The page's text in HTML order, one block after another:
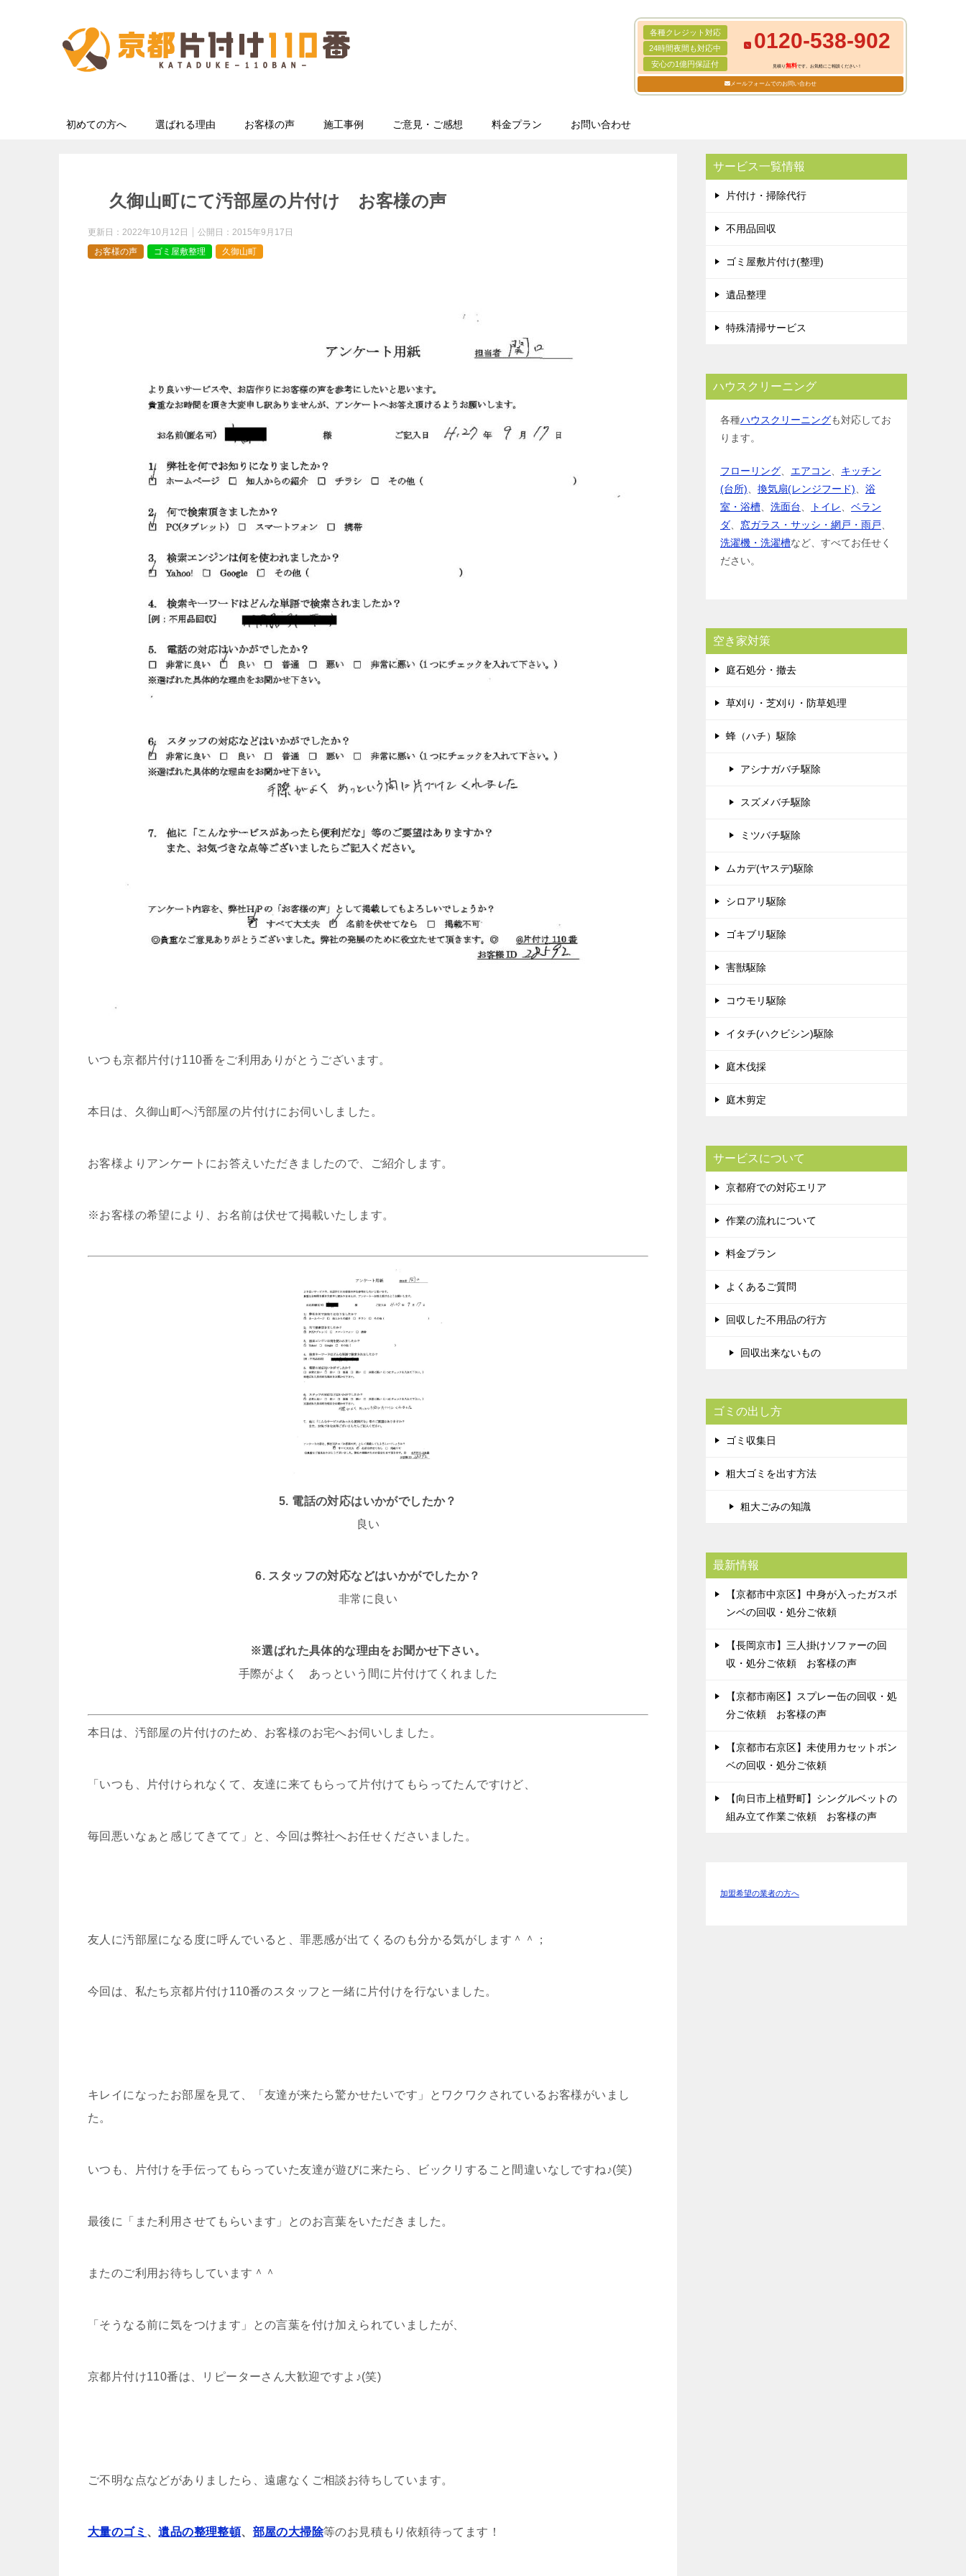
各種クレジット対応
24時間夜間も対応中
安心の1億円保証付
0120-538-902
見積り無料です。お気軽にご相談ください！
メールフォームでのお問い合わせ
初めての方へ 選ばれる理由 お客様の声 施工事例 ご意見・ご感想 料金プラン お問い合わせ
久御山町にて汚部屋の片付け お客様の声
更新日： 2022年10月12日 公開日： 2015年9月17日
お客様の声
ゴミ屋敷整理 久御山町
いつも京都片付け110番をご利用ありがとうございます。
本日は、久御山町へ汚部屋の片付けにお伺いしました。
お客様よりアンケートにお答えいただきましたので、ご紹介します。
※お客様の希望により、お名前は伏せて掲載いたします。
5. 電話の対応はいかがでしたか？
良い
6. スタッフの対応などはいかがでしたか？
非常に良い
※選ばれた具体的な理由をお聞かせ下さい。
手際がよく あっという間に片付けてくれました
本日は、汚部屋の片付けのため、お客様のお宅へお伺いしました。
「いつも、片付けられなくて、友達に来てもらって片付けてもらってたんですけど、
毎回悪いなぁと感じてきてて」と、今回は弊社へお任せくださいました。
友人に汚部屋になる度に呼んでいると、罪悪感が出てくるのも分かる気がします＾＾；
今回は、私たち京都片付け110番のスタッフと一緒に片付けを行ないました。
キレイになったお部屋を見て、「友達が来たら驚かせたいです」とワクワクされているお客様がいまし
た。
いつも、片付けを手伝ってもらっていた友達が遊びに来たら、ビックリすること間違いなしですね♪(笑)
最後に「また利用させてもらいます」とのお言葉をいただきました。
またのご利用お待ちしています＾＾
「そうなる前に気をつけます」との言葉を付け加えられていましたが、
京都片付け110番は、リピーターさん大歓迎ですよ♪(笑)
ご不明な点などがありましたら、遠慮なくご相談お待ちしています。
大量のゴミ 、遺品の整理整頓、 部屋の大掃除等のお見積もり依頼待ってます！
サービス一覧情報
片付け・掃除代行
不用品回収
ゴミ屋敷片付け(整理)
遺品整理
特殊清掃サービス
ハウスクリーニング
各種ハウスクリーニングも対応してお
ります。
フローリング エアコン
キッチン
(台所)
換気扇(レンジフード)
浴
室・浴槽
洗面台 トイレ
ベラン
ダ
窓ガラス・サッシ・網戸・雨戸
洗濯機・洗濯槽など、すべてお任せく
ださい。
空き家対策
庭石処分・撤去
草刈り・芝刈り・防草処理
蜂（ハチ）駆除
アシナガバチ駆除
スズメバチ駆除
ミツバチ駆除
ムカデ(ヤスデ)駆除
シロアリ駆除
ゴキブリ駆除
害獣駆除
コウモリ駆除
イタチ(ハクビシン)駆除
庭木伐採
庭木剪定
サービスについて
京都府での対応エリア
作業の流れについて
料金プラン
よくあるご質問
回収した不用品の行方
回収出来ないもの
ゴミの出し方
ゴミ収集日
粗大ゴミを出す方法
粗大ごみの知識
最新情報
【京都市中京区】中身が入ったガスボ
ンベの回収・処分ご依頼
【長岡京市】三人掛けソファーの回
収・処分ご依頼 お客様の声
【京都市南区】スプレー缶の回収・処
分ご依頼 お客様の声
【京都市右京区】未使用カセットボン
ベの回収・処分ご依頼
【向日市上植野町】シングルベットの
組み立て作業ご依頼 お客様の声
加盟希望の業者の方へ